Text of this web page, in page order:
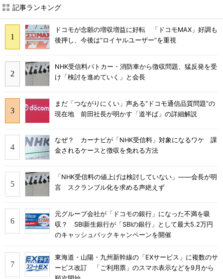
記事ランキング
ドコモが念願の増収増益に好転 「ドコモMAX」好調も
後押し、今後は“ロイヤルユーザー”を重視
NHK受信料パトカー・消防車から徴収問題、猛反発を受
け「検討を進めていく」と会長
まだ「つながりにくい」声ある“ドコモ通信品質問題”の
現在地 前田社長が明かす「道半ば」の詳細解説
なぜ？ カーナビが「NHK受信料」対象になるワケ 課
金されるケースと徴収を免れる方法
「NHK受信料の値上げは検討していない」――会長が明
言 スクランブル化を求める声絶えず
元グループ会社が「ドコモの銀行」になった不満を吸
収？ SBI新生銀行が「SBIの銀行」として最大5.2万円
のキャッシュバックキャンペーンを開催
東海道・山陽・九州新幹線の「EXサービス」に複数のサ
ービス改訂 「ご利用票」のスマホ表示などを9月から